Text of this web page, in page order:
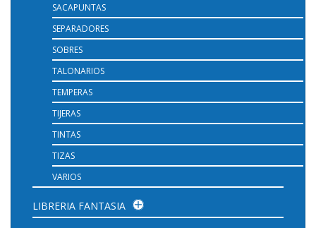
SACAPUNTAS
SEPARADORES
SOBRES
TALONARIOS
TEMPERAS
TIJERAS
TINTAS
TIZAS
VARIOS
LIBRERIA FANTASIA